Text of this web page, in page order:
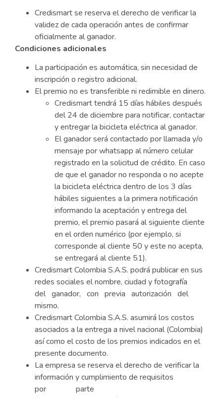
Credismart se reserva el derecho de verificar la
validez de cada operación antes de confirmar
oficialmente al ganador.
Condiciones adicionales
La participación es automática, sin necesidad de
inscripción o registro adicional.
El premio no es transferible ni redimible en dinero.
Credismart tendrá 15 días hábiles después
del 24 de diciembre para notificar, contactar
y entregar la bicicleta eléctrica al ganador.
El ganador será contactado por llamada y/o
mensaje por whatsapp al número celular
registrado en la solicitud de crédito. En caso
de que el ganador no responda o no acepte
la bicicleta eléctrica dentro de los 3 días
hábiles siguientes a la primera notificación
informando la aceptación y entrega del
premio, el premio pasará al siguiente cliente
en el orden numérico (por ejemplo, si
corresponde al cliente 50 y este no acepta,
se entregará al cliente 51).
Credismart Colombia S.A.S. podrá publicar en sus
redes sociales el nombre, ciudad y fotografía
del ganador, con previa autorización del
mismo.
Credismart Colombia S.A.S. asumirá los costos
asociados a la entrega a nivel nacional (Colombia)
así como el costo de los premios indicados en el
presente documento.
La empresa se reserva el derecho de verificar la
información y cumplimiento de requisitos
por parte